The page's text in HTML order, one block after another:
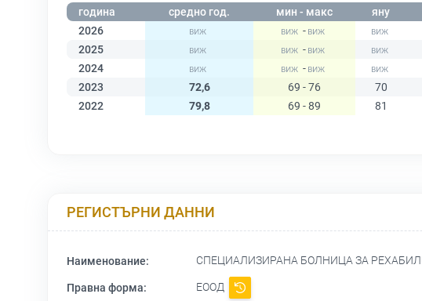
година средно год. мин - макс яну
2026
-
2025
-
2024
-
2023
72,6 69 - 76 70
2022
79,8 69 - 89 81
РЕГИСТЪРНИ ДАННИ
Наименование: СПЕЦИАЛИЗИРАНА БОЛНИЦА ЗА
Правна форма:
ЕООД